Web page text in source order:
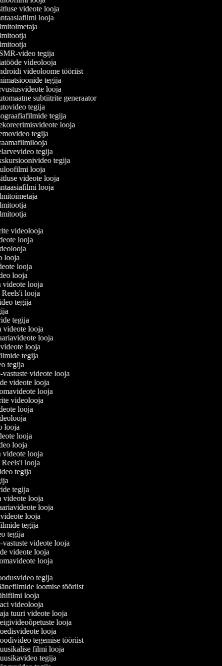
videote looja
looja
video tegija
videolooja
videoloome tööriist
tegija
looja
subtiitrite generaator
tegija
tegija
looja
tegija
tegija
tegija
looja
videote looja
looja
videolooja
looja
looja
looja
looja
videote looja
Reels'i looja
tegija
tegija
videote looja
looja
looja
tegija
tegija
vastuste videote looja
videote looja
looja
videolooja
looja
looja
looja
looja
videote looja
Reels'i looja
tegija
tegija
videote looja
looja
looja
tegija
tegija
vastuste videote looja
videote looja
looja
tegija
loomise tööriist
looja
videolooja
tuuri videote looja
looja
looja
tegemise tööriist
filmi looja
tegija